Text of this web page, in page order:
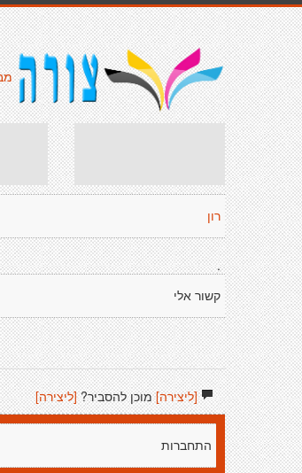
רון
.
קשור אלי
[ליצירה]מוכן להסביר? [ליצירה]
התחברות